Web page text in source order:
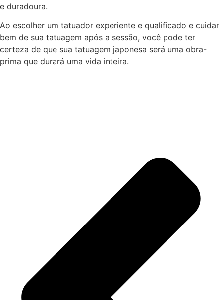
e duradoura.
Ao escolher um tatuador experiente e qualificado e cuidar
bem de sua tatuagem após a sessão, você pode ter
certeza de que sua tatuagem japonesa será uma obra-
prima que durará uma vida inteira.